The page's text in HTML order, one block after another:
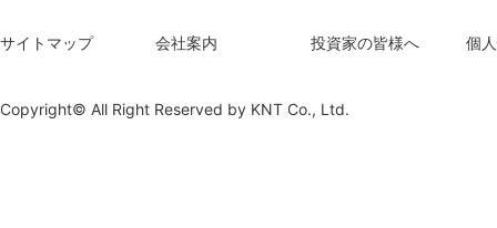
サイトマップ 会社案内 投資家の皆様へ 個
Copyright© All Right Reserved by KNT Co., Ltd.